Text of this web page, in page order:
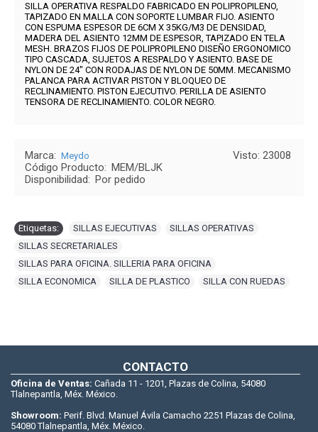
SILLA OPERATIVA RESPALDO FABRICADO EN POLIPROPILENO,
TAPIZADO EN MALLA CON SOPORTE LUMBAR FIJO. ASIENTO
CON ESPUMA ESPESOR DE 6CM X 35KG/M3 DE DENSIDAD,
MADERA DEL ASIENTO 12MM DE ESPESOR, TAPIZADO EN TELA
MESH. BRAZOS FIJOS DE POLIPROPILENO DISEÑO ERGONOMICO
TIPO CASCADA, SUJETOS A RESPALDO Y ASIENTO. BASE DE
NYLON DE 24" CON RODAJAS DE NYLON DE 50MM. MECANISMO
PALANCA PARA ACTIVAR PISTON Y BLOQUEO DE
RECLINAMIENTO. PISTON EJECUTIVO. PERILLA DE ASIENTO
TENSORA DE RECLINAMIENTO. COLOR NEGRO.
Visto: 23008
Marca: Meydo
Código Producto: MEM/BLJK
Disponibilidad: Por pedido
Etiquetas: SILLAS EJECUTIVAS SILLAS OPERATIVAS
SILLAS SECRETARIALES
SILLAS PARA OFICINA. SILLERIA PARA OFICINA
SILLA ECONOMICA
SILLA DE PLASTICO SILLA CON RUEDAS
CONTACTO
Oficina de Ventas: Cañada 11 - 1201, Plazas de Colina, 54080
Tlalnepantla, Méx. México.
Showroom: Perif. Blvd. Manuel Ávila Camacho 2251 Plazas de Colina,
54080 Tlalnepantla, Méx. México.